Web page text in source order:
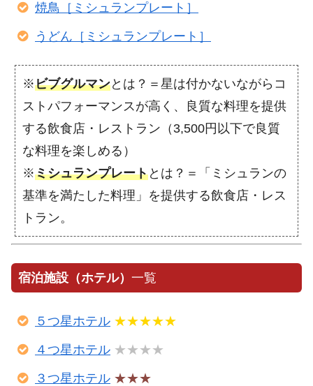
焼鳥［ミシュランプレート］
うどん［ミシュランプレート］
※ビブグルマンとは？＝星は付かないながらコ
ストパフォーマンスが高く、良質な料理を提供
する飲食店・レストラン（3,500円以下で良質
な料理を楽しめる）
※ミシュランプレートとは？＝「ミシュランの
基準を満たした料理」を提供する飲食店・レス
トラン。
宿泊施設（ホテル） 一覧
５つ星ホテル ★★★★★
４つ星ホテル ★★★★
３つ星ホテル ★★★